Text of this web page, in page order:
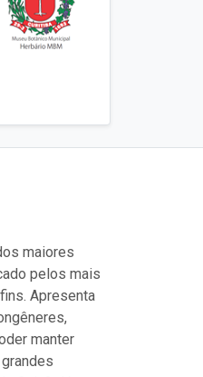
maiores
pelos mais
Apresenta
manter